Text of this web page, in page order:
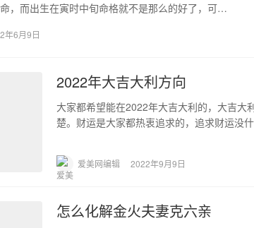
，而出生在寅时中旬命格就不是那么的好了，可…
年6月9日
2022年大吉大利方向
大家都希望能在2022年大吉大利的，大吉大
楚。财运是大家都热衷追求的，追求财运没
爱美网编辑 2022年9月9日
怎么化解金火夫妻克六亲